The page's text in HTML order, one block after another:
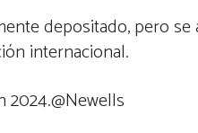
depositado, pero se
internacional.
2024.@Newells